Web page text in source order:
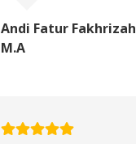
Andi Fatur Fakhrizah
M.A